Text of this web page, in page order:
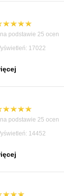
podstawie 25 ocen
17022
podstawie 25 ocen
14452